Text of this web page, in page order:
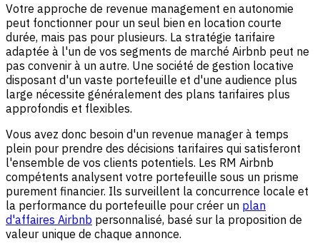
Votre approche de revenue management en autonomie
peut fonctionner pour un seul bien en location courte
durée, mais pas pour plusieurs. La stratégie tarifaire
adaptée à l'un de vos segments de marché Airbnb peut ne
pas convenir à un autre. Une société de gestion locative
disposant d'un vaste portefeuille et d'une audience plus
large nécessite généralement des plans tarifaires plus
approfondis et flexibles.
Vous avez donc besoin d'un revenue manager à temps
plein pour prendre des décisions tarifaires qui satisferont
l'ensemble de vos clients potentiels. Les RM Airbnb
compétents analysent votre portefeuille sous un prisme
purement financier. Ils surveillent la concurrence locale et
la performance du portefeuille pour créer un plan
d'affaires Airbnb personnalisé, basé sur la proposition de
valeur unique de chaque annonce.